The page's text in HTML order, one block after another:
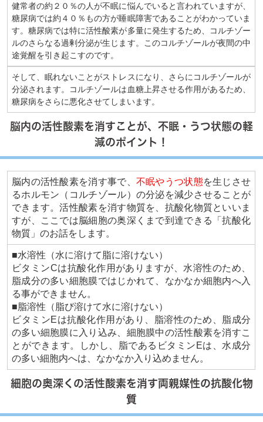
健常者の約２０％の人が不眠に悩んでいると言われていますが、
糖尿病では約４０％もの方が睡眠障害であることがわかっていま
す。糖尿病では特に活性酸素が多量に発生するため、コルチゾー
ルのさらなる過剰分泌が生じます。このコルチゾールが夜間の中
途覚醒を引き起こすのです。
そして、眠れないことがストレスになり、さらにコルチゾールが
分泌されます。コルチゾールは血糖上昇させる作用があるため、
糖尿病をさらに悪化させてしまいます。
脳内の活性酸素を消すことが、不眠・うつ状態の軽
減のポイント！
脳内の活性酸素を消す事で、 不眠やうつ状態を生じさせ
るホルモン（コルチゾール）の分泌を減少させることが
できます。活性酸素を消す物質を、抗酸化物質といいま
すが、ここでは脳細胞の奥深くまで到達できる「抗酸化
物質」のお話をします。
■水溶性（水に溶けて脂に溶けない）
ビタミンCは抗酸化作用がありますが、水溶性のため、
脂成分の多い細胞膜ではじかれて、なかなか細胞内へ入
る事ができません。
■脂溶性（脂び溶けて水に溶けない）
ビタミンEは抗酸化作用があり、脂溶性のため、脂成分
の多い細胞膜に入り込み、細胞膜中の活性酸素を消すこ
とができます。しかし、脂であるビタミンEは、水成分
の多い細胞内へは、なかなか入り込めません。
細胞の奥深くの活性酸素を消す両親媒性の抗酸化物
質